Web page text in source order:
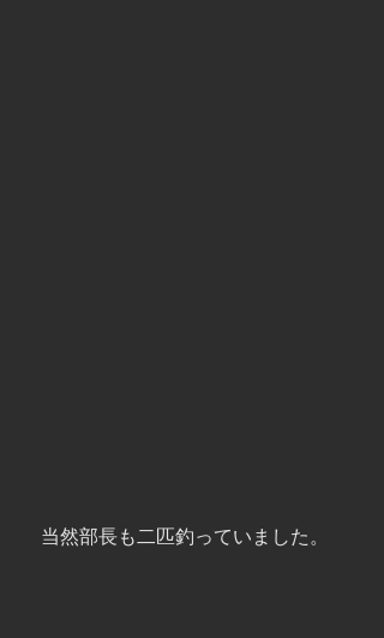
当然部長も二匹釣っていました。